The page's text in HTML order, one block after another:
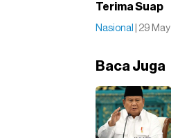
Terima Suap
Nasional | 29
Baca Juga